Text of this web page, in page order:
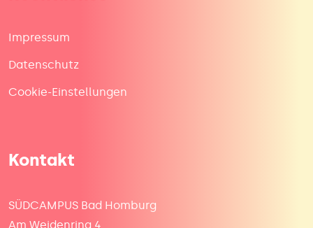
Impressum
Datenschutz
Cookie-Einstellungen
Kontakt
SÜDCAMPUS Bad Homburg
Am Weidenring 4